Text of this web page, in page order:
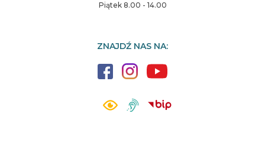
Piątek 8.00 - 14.00
ZNAJDŹ NAS NA: